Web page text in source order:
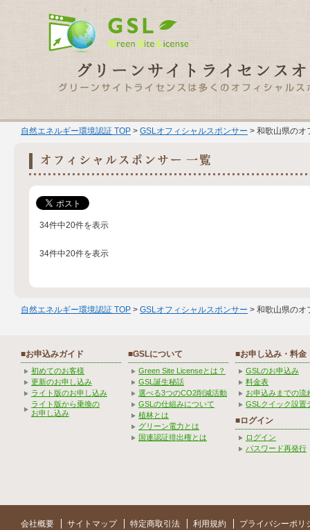
自然エネルギー環境認証 TOP > GSLオフィシャルスポンサー > 和歌山県のオ
34件中20件を表示
34件中20件を表示
自然エネルギー環境認証 TOP > GSLオフィシャルスポンサー > 和歌山県のオ
■お申込みガイド
初めてのお客様
更新のお申し込み
ライト版のお申し込み
ライト版から乗換の
お申し込み
■GSLについて
Green Site Licenseとは？
GSL誕生秘話
選べる3つのCO2削減活動
GSLの仕組みについて
植林とは
グリーン電力とは
国連認証排出権とは
■お申し込み・料金
GSLのお申込み
料金表
お申込みまでの流
GSLクイック設置
■ログイン
ログイン
パスワード再発行
会社概要 サイトマップ 特定商取引法 利用規約 プライバシーポリ